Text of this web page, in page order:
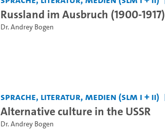
Russland im Ausbruch (1900-1917)
Dr. Andrey Bogen
Sprache, Literatur, Medien (SLM I + II)
Alternative culture in the USSR
Dr. Andrey Bogen